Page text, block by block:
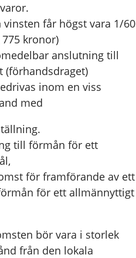
vinsten får högst vara 1/60
kronor)
anslutning till
(förhandsdraget)
inom en viss
med
till förmån för ett
för framförande av ett
för ett allmännyttigt
bör vara i storlek
från den lokala